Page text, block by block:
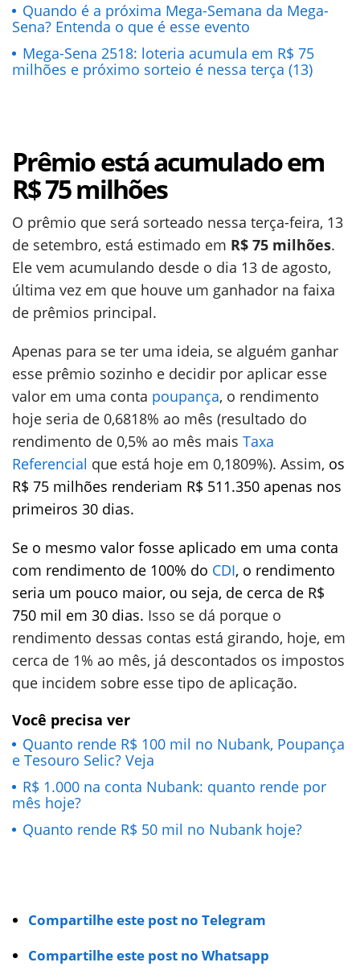
Quando é a próxima Mega-Semana da Mega-
Sena? Entenda o que é esse evento
Mega-Sena 2518: loteria acumula em R$ 75
milhões e próximo sorteio é nessa terça (13)
Prêmio está acumulado em
R$ 75 milhões
O prêmio que será sorteado nessa terça-feira, 13
de setembro, está estimado em R$ 75 milhões.
Ele vem acumulando desde o dia 13 de agosto,
última vez em que houve um ganhador na faixa
de prêmios principal.
Apenas para se ter uma ideia, se alguém ganhar
esse prêmio sozinho e decidir por aplicar esse
valor em uma conta poupança, o rendimento
hoje seria de 0,6818% ao mês (resultado do
rendimento de 0,5% ao mês mais Taxa
Referencial que está hoje em 0,1809%). Assim, os
R$ 75 milhões renderiam R$ 511.350 apenas nos
primeiros 30 dias.
Se o mesmo valor fosse aplicado em uma conta
com rendimento de 100% do CDI, o rendimento
seria um pouco maior, ou seja, de cerca de R$
750 mil em 30 dias. Isso se dá porque o
rendimento dessas contas está girando, hoje, em
cerca de 1% ao mês, já descontados os impostos
que incidem sobre esse tipo de aplicação.
Você precisa ver
Quanto rende R$ 100 mil no Nubank, Poupança
e Tesouro Selic? Veja
R$ 1.000 na conta Nubank: quanto rende por
mês hoje?
Quanto rende R$ 50 mil no Nubank hoje?
Compartilhe este post no Telegram
Compartilhe este post no Whatsapp